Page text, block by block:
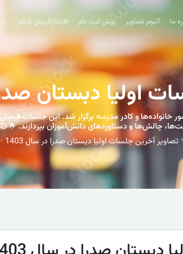
ما آلبوم تصاویر پیش ثبت نام افتخارآفرینان کنکور
دبستان صدرا در
صدرا با حضور خانواده‌ها و کادر مدرسه برگزار شد. این
چالش‌ها و دستاوردهای دانش‌آموزان بپردازند. 🌟🤝
آخرین جلسات اولیا دبستان صدرا در سال 1403 ✨📸